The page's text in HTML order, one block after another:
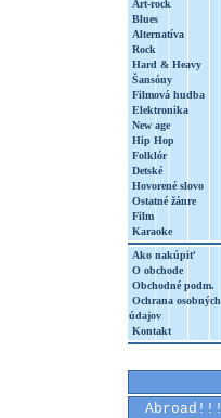
Art-rock
Blues
Alternatíva
Rock
Hard & Heavy
Šansóny
Filmová hudba
Elektronika
New age
Hip Hop
Folklór
Detské
Hovorené slovo
Ostatné žánre
Film
Karaoke
Ako nakúpiť
O obchode
Obchodné podm.
Ochrana osobných
údajov
Kontakt
Abroad!!!